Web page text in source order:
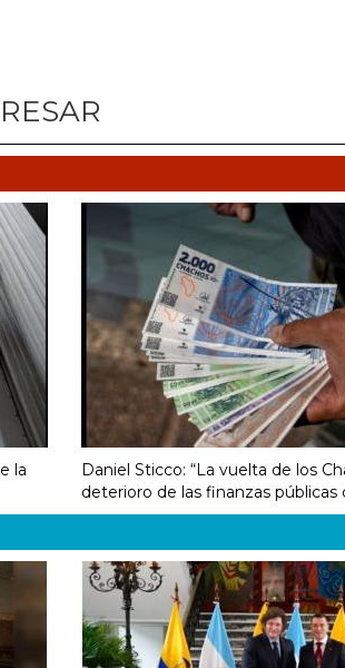
la
Daniel Sticco: “La vuelta de los
deterioro de las finanzas públicas